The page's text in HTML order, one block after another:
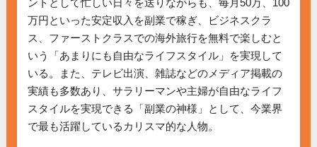
万円といった安定収入を副業で稼ぎ、ビジネスクラ
ス、ファーストクラスでの海外旅行を無料で楽しむと
いう「あまりにも自由なライフスタイル」を実現して
いる。また、テレビ出演、雑誌などのメディア掲載の
実績も多数あり、サラリーマンや主婦が自由なライフ
スタイルを実現できる「副業の神様」として、今業界
で最も活躍しているカリスマ的な人物。